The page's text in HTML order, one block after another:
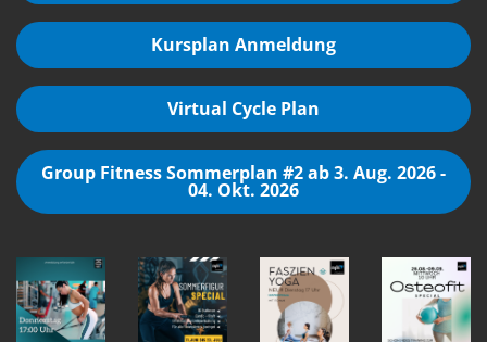
Kursplan Anmeldung
Virtual Cycle Plan
Group Fitness Sommerplan #2 ab 3. Aug. 2026 -
04. Okt. 2026